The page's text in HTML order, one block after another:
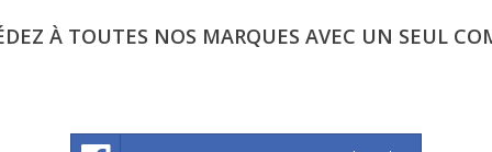
À TOUTES NOS MARQUES AVEC UN SEUL